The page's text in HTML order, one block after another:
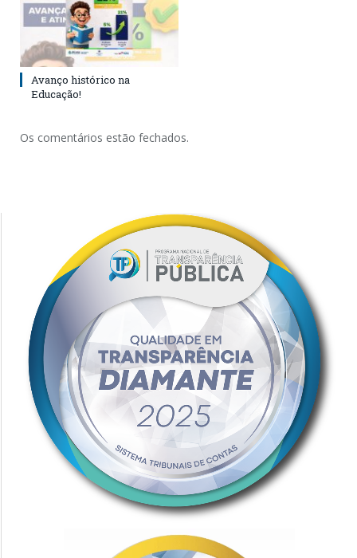
Avanço histórico na
Educação!
Os comentários estão fechados.